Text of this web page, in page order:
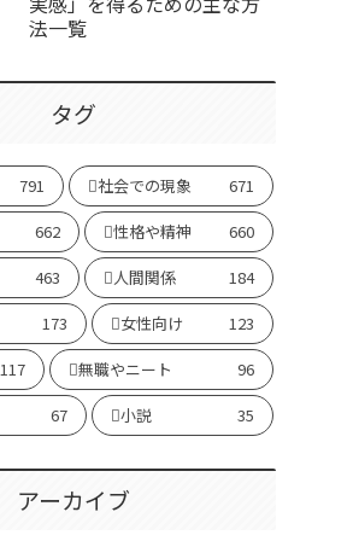
法一覧
タグ
791 社会での現象
671
662 性格や精神
660
463 人間関係
184
173 女性向け
123
117 無職やニート
96
67 小説 35
アーカイブ